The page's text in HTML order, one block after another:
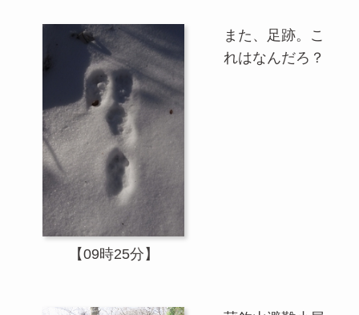
【09時25分】
また、足跡。こ
れはなんだろ？